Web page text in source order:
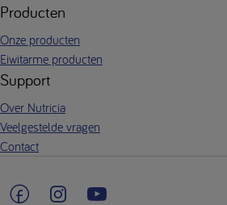
Producten
Onze producten
Eiwitarme producten
Support
Over Nutricia
Veelgestelde vragen
Contact